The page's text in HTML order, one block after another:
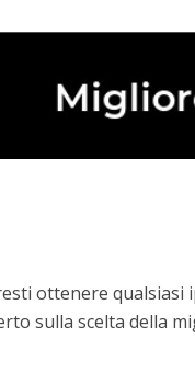
ottenere qualsiasi
sulla scelta della